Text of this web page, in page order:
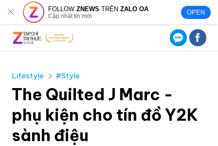
FOLLOWZNEWS TRÊNZALO OA
Cập nhật tin mới OPEN
Lifestyle #Style
The Quilted J Marc -
phụ kiện cho tín đồ Y2K
sành điệu